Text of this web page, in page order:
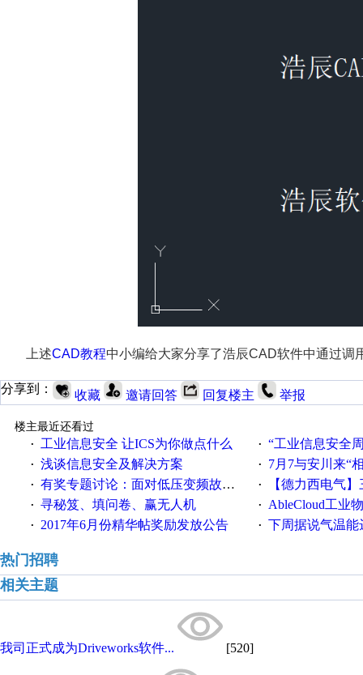
上述CAD教程中小编给大家分享了浩辰CAD软件中通过调
分享到： 收藏 邀请回答 回复楼主 举报
楼主最近还看过
·
工业信息安全 让ICS为你做点什么 · “工业信息安全周之我见”
· 浅谈信息安全及解决方案 · 7月7与安川来“
· 有奖专题讨论：面对低压变频故障，老手是这样解决的！ · 【德力西电气】三
· 寻秘笈、填问卷、赢无人机 · AbleCloud工业物联
· 2017年6月份精华帖奖励发放公告 · 下周据说气温能
热门招聘
相关主题
我司正式成为Driveworks软件... [520]